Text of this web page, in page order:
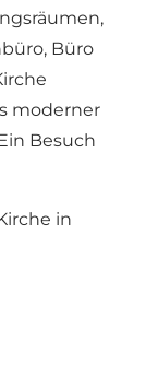
Büro
moderner
Besuch
in